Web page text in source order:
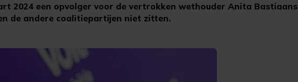
2024 een opvolger voor de vertrokken wethouder Anita Bastiaans
de andere coalitiepartijen niet zitten.